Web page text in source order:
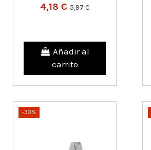
4,18 € 5,97 €
Añadir al
carrito
-30%